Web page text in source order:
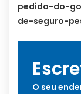
pedido-do-
de-seguro-
O seu